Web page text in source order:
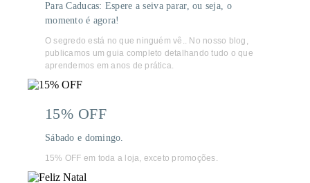
Para Caducas: Espere a seiva parar, ou seja, o
momento é agora!
O segredo está no que ninguém vê.. No nosso blog,
publicamos um guia completo detalhando tudo o que
aprendemos em anos de prática.
15% OFF
Sábado e domingo.
15% OFF em toda a loja, exceto promoções.